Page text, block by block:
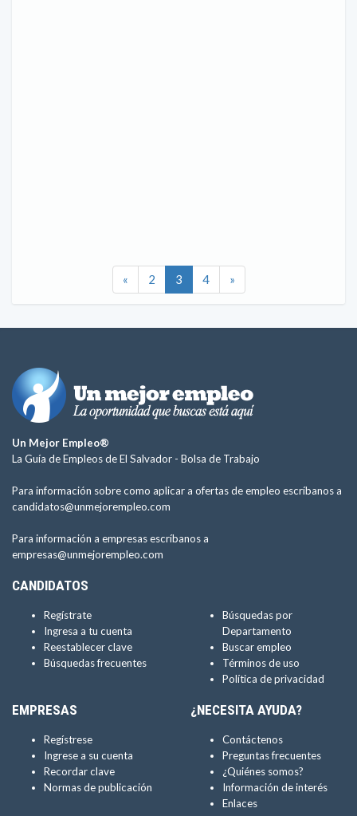
« 2 3 4 »
Un Mejor Empleo®
La Guía de Empleos de El Salvador - Bolsa de Trabajo
Para información sobre como aplicar a ofertas de empleo escríbanos a
candidatos@unmejorempleo.com
Para información a empresas escríbanos a
empresas@unmejorempleo.com
CANDIDATOS
Regístrate
Ingresa a tu cuenta
Reestablecer clave
Búsquedas frecuentes
Búsquedas por
Departamento
Buscar empleo
Términos de uso
Política de privacidad
EMPRESAS
Regístrese
Ingrese a su cuenta
Recordar clave
Normas de publicación
¿NECESITA AYUDA?
Contáctenos
Preguntas frecuentes
¿Quiénes somos?
Información de interés
Enlaces